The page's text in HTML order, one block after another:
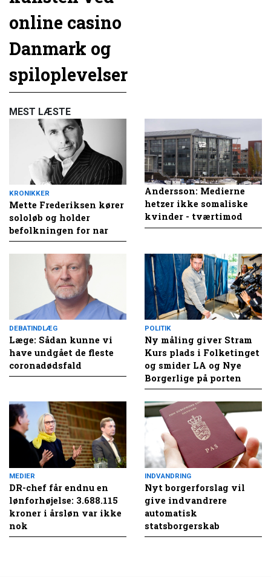
online casino
Danmark og
spiloplevelser
MEST LÆSTE
KRONIKKER
Mette Frederiksen kører
sololøb og holder
befolkningen for nar
Andersson: Medierne
hetzer ikke somaliske
kvinder - tværtimod
DEBATINDLÆG
Læge: Sådan kunne vi
have undgået de fleste
coronadødsfald
POLITIK
Ny måling giver Stram
Kurs plads i Folketinget
og smider LA og Nye
Borgerlige på porten
MEDIER
DR-chef får endnu en
lønforhøjelse: 3.688.115
kroner i årsløn var ikke
nok
INDVANDRING
Nyt borgerforslag vil
give indvandrere
automatisk
statsborgerskab